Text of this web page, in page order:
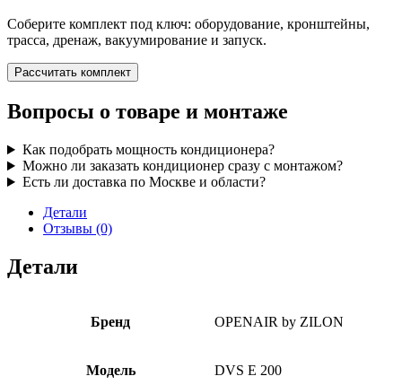
Соберите комплект под ключ: оборудование, кронштейны,
трасса, дренаж, вакуумирование и запуск.
Рассчитать комплект
Вопросы о товаре и монтаже
Как подобрать мощность кондиционера?
Можно ли заказать кондиционер сразу с монтажом?
Есть ли доставка по Москве и области?
Детали
Отзывы (0)
Детали
Бренд OPENAIR by ZILON
Модель DVS E 200